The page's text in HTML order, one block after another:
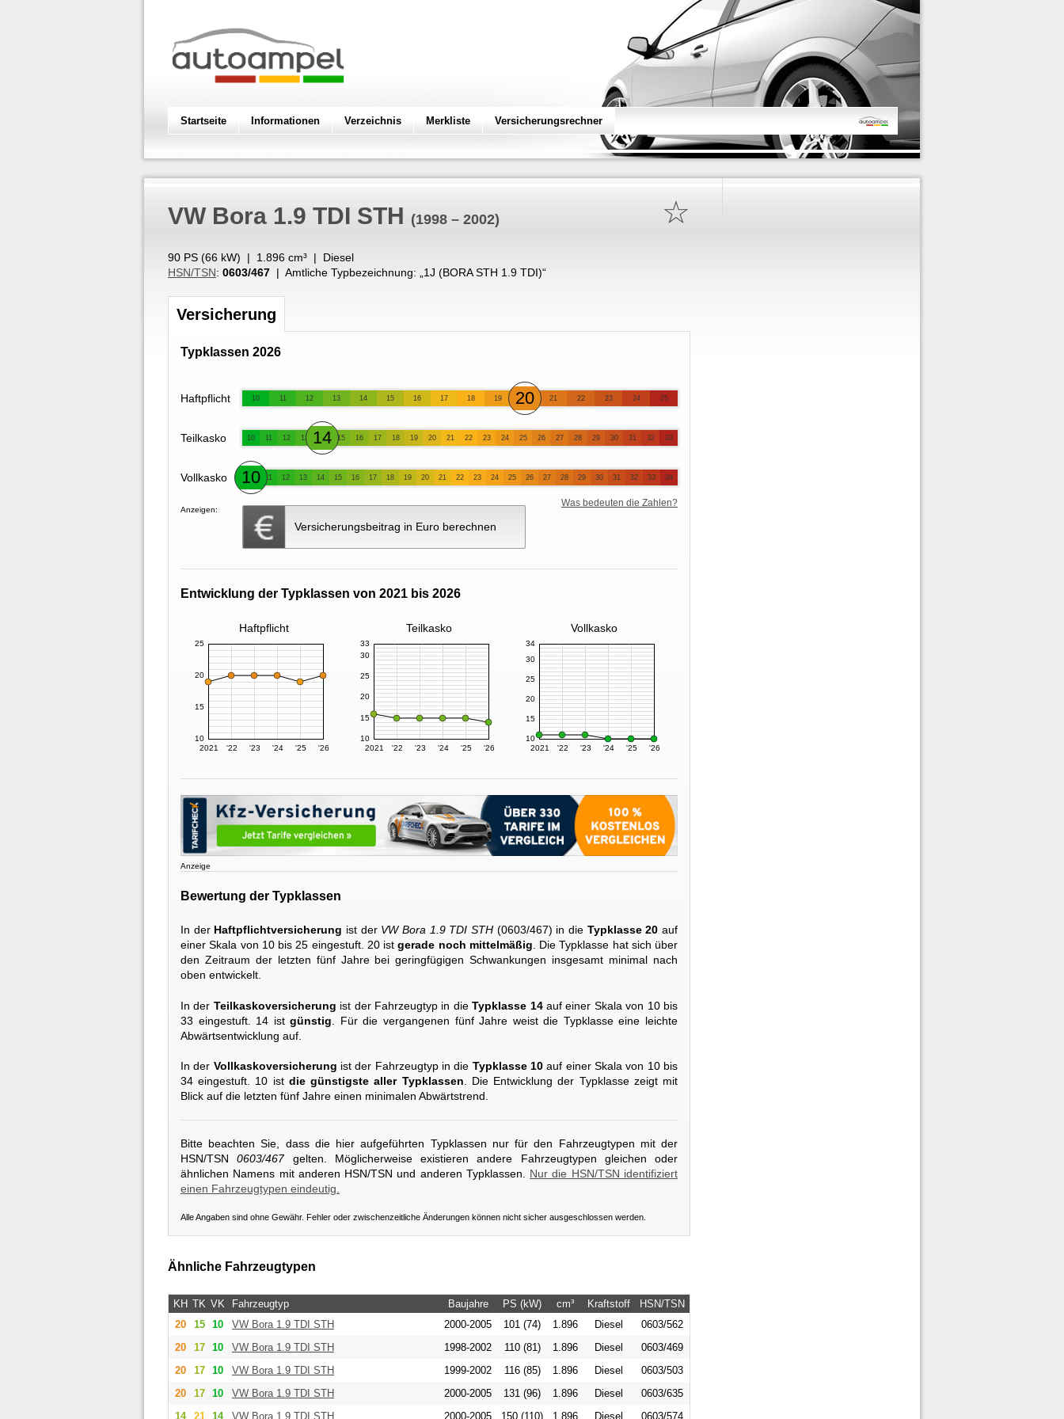
Startseite Informationen Verzeichnis Merkliste Versicherungsrechner
☆
VW Bora 1.9 TDI STH (1998 – 2002)
90 PS (66 kW) | 1.896 cm³ | Diesel
HSN/TSN: 0603/467 | Amtliche Typbezeichnung: „ 1J (BORA STH 1.9 TDI)“
Versicherung
Typklassen 2026
Haftpflicht 10 11 12 13 14 15 16 17 18 19 20 21 22 23 24 25
Teilkasko 10 11 12 13 14 15 16 17 18 19 20 21 22 23 24 25 26 27 28 29 30 31 32 33
Vollkasko 10 11 12 13 14 15 16 17 18 19 20 21 22 23 24 25 26 27 28 29 30 31 32 33 34
Anzeigen:
Versicherungsbeitrag in Euro berechnen
Was bedeuten die Zahlen?
Entwicklung der Typklassen von 2021 bis 2026
Haftpflicht Teilkasko Vollkasko
2021 '22 '23 '24 '25 '26
10
15
20
25
2021 '22 '23 '24 '25 '26
10
15
20
25
30
33
2021 '22 '23 '24 '25 '26
10
15
20
25
30
34
Anzeige
Bewertung der Typklassen
In der Haftpflichtversicherung ist der VW Bora 1.9 TDI STH (0603/467) in die Typklasse 20 auf
einer Skala von 10 bis 25 eingestuft. 20 istgerade noch mittelmäßig . Die Typklasse hat sich über
den Zeitraum der letzten fünf Jahre bei geringfügigen Schwankungen insgesamt minimal nach
oben entwickelt.
In der Teilkaskoversicherung ist der Fahrzeugtyp in dieTypklasse 14auf einer Skala von 10 bis
33 eingestuft. 14 istgünstig . Für die vergangenen fünf Jahre weist die Typklasse eine leichte
Abwärtsentwicklung auf.
In der Vollkaskoversicherung ist der Fahrzeugtyp in die Typklasse 10 auf einer Skala von 10 bis
34 eingestuft. 10 ist die günstigste aller Typklassen. Die Entwicklung der Typklasse zeigt mit
Blick auf die letzten fünf Jahre einen minimalen Abwärtstrend.
Bitte beachten Sie, dass die hier aufgeführten Typklassen nur für den Fahrzeugtypen mit der
HSN/TSN0603/467gelten. Möglicherweise existieren andere Fahrzeugtypen gleichen oder
ähnlichen Namens mit anderen HSN/TSN und anderen Typklassen. Nur die HSN/TSN identifiziert
einen Fahrzeugtypen eindeutig.
Alle Angaben sind ohne Gewähr. Fehler oder zwischenzeitliche Änderungen können nicht sicher ausgeschlossen werden.
Ähnliche Fahrzeugtypen
KH TK VK Fahrzeugtyp Baujahre PS (kW) cm³ Kraftstoff
HSN/TSN
20
15 10 VW Bora 1.9 TDI STH 2000-2005 101 (74) 1.896 Diesel
0603/562
20
17 10 VW Bora 1.9 TDI STH 1998-2002 110 (81) 1.896 Diesel
0603/469
20
17 10 VW Bora 1.9 TDI STH 1999-2002 116 (85) 1.896 Diesel
0603/503
20
17 10 VW Bora 1.9 TDI STH 2000-2005 131 (96) 1.896 Diesel
0603/635
14
21 14 VW Bora 1.9 TDI STH 2000-2005 150 (110) 1.896 Diesel 0603/574